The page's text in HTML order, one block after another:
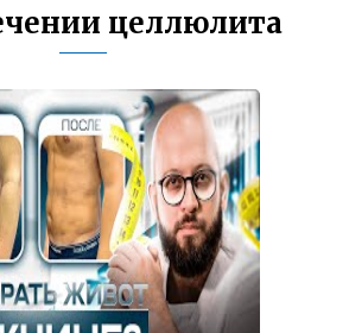
целлюлита